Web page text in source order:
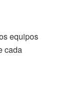
equipos
cada